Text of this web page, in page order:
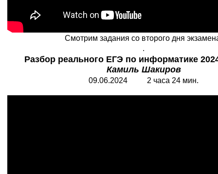
Смотрим задания со второго дня
.
Разбор реального ЕГЭ по информатике
Камиль Шакиров
09.06.2024 2 часа 24 мин.